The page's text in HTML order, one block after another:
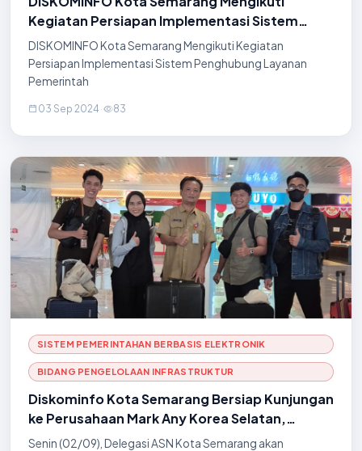
Kegiatan Persiapan Implementasi Sistem
Penghubung Layanan Pemerintah
DISKOMINFO Kota Semarang Mengikuti Kegiatan
Persiapan Implementasi Sistem Penghubung Layanan
Pemerintah
03 Sep 2024 · 83
SISTEM PEMERINTAHAN BERBASIS ELEKTRONIK
BIDANG PENGELOLAAN INFRASTRUKTUR
Diskominfo Kota Semarang Bersiap Kunjungan
ke Perusahaan Mark Any Korea Selatan,
pelatihan pengembangan teknologi AI
Senin (02/09), Delegasi ASN Kota Semarang akan